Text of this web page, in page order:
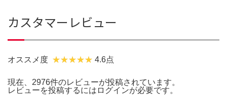
カスタマーレビュー
オススメ度 4.6点
現在、2976件のレビューが投稿されています。
レビューを投稿するには ログインが必要です。